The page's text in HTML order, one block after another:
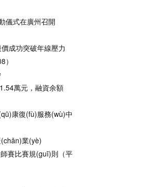
儀式在廣州召開
成功突破年線壓力
萬元，融資余額
康復(fù)服務(wù)中
業(yè)
賽比賽規(guī)則（平